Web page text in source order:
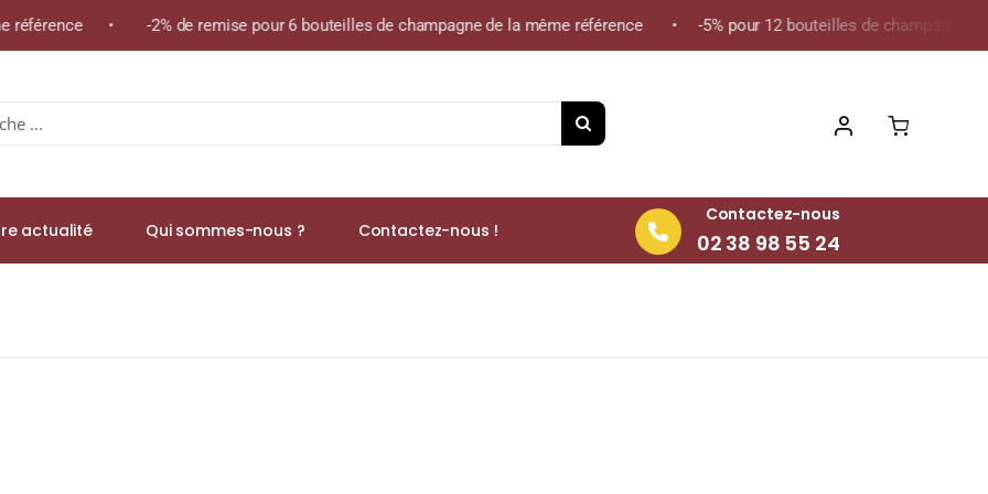
• -2% de remise pour 6 bouteilles de champagne de la même référence • -5% pour 12 bouteilles de champagne de la
actualité Qui sommes-nous ? Contactez-nous !
Contactez-nous
02 38 98 55 24